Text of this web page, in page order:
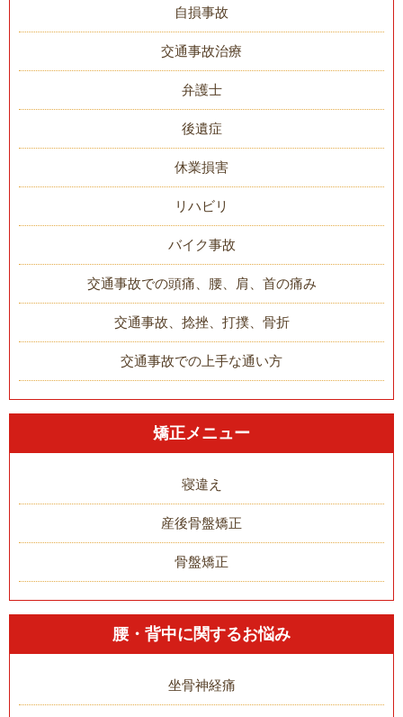
自損事故
交通事故治療
弁護士
後遺症
休業損害
リハビリ
バイク事故
交通事故での頭痛、腰、肩、首の痛み
交通事故、捻挫、打撲、骨折
交通事故での上手な通い方
矯正メニュー
寝違え
産後骨盤矯正
骨盤矯正
腰・背中に関するお悩み
坐骨神経痛